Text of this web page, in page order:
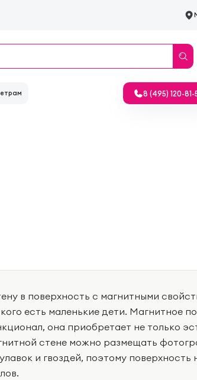
8 (495) 120-81-
в поверхность с магнитными
есть маленькие дети. Магнитное
она приобретает не только
стене можно размещать
и гвоздей, поэтому поверхность